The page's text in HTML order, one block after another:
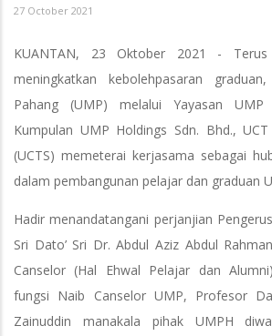
27 October 2021
KUANTAN, 23 Oktober 2021 -
meningkatkan kebolehpasaran
Pahang (UMP) melalui Yayasan
Kumpulan UMP Holdings Sdn. Bhd.,
(UCTS) memeterai kerjasama sebagai
dalam pembangunan pelajar dan graduan
Hadir menandatangani perjanjian
Sri Dato’ Sri Dr. Abdul Aziz Abdul
Canselor (Hal Ehwal Pelajar dan
fungsi Naib Canselor UMP, Profesor
Zainuddin manakala pihak UMPH